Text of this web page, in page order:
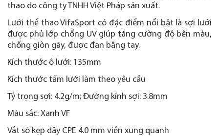
thao do công ty TNHH Việt Pháp sản xuất.
Lưới thể thao VifaSport có đặc điểm nổi bật là sợi lưới
được phủ lớp chống UV giúp tăng cường độ bền màu,
chống giòn gãy, được đan bằng tay.
Kích thước ô lưới: 135mm
Kích thước tấm lưới làm theo yêu cầu
Tỷ trọng sợi: 4.2g/m; Đường kính sợi: 3.8mm
Màu sắc: Xanh VF
Vắt sổ kẹp dây CPE 4.0 mm viền xung quanh